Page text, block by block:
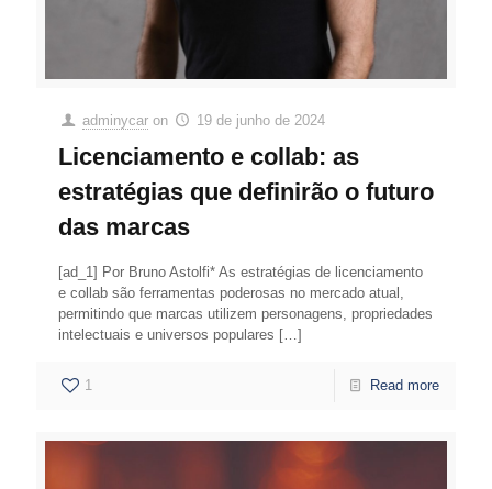
adminycar on 19 de junho de 2024
Licenciamento e collab: as
estratégias que definirão o futuro
das marcas
[ad_1] Por Bruno Astolfi* As estratégias de licenciamento
e collab são ferramentas poderosas no mercado atual,
permitindo que marcas utilizem personagens, propriedades
intelectuais e universos populares […]
1 Read more